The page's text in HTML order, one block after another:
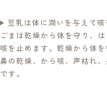
豆乳は体に潤いを与えて
ごまは乾燥から体を守り、
咳を止めます。乾燥から体
鼻の乾燥、から咳、声枯れ
です。